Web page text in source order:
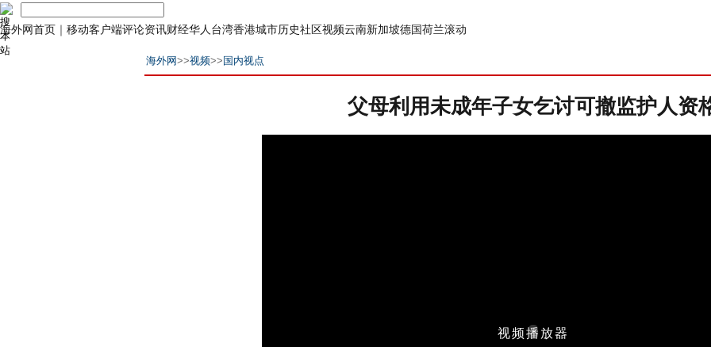
海外网首页 ｜ 移动客户端评论资讯财经华人 台湾香港城市历史社区视频云南新加坡德国荷兰滚动
海外网>>视频>> 国内视点
父母利用未成年子女乞讨可撤监护人资